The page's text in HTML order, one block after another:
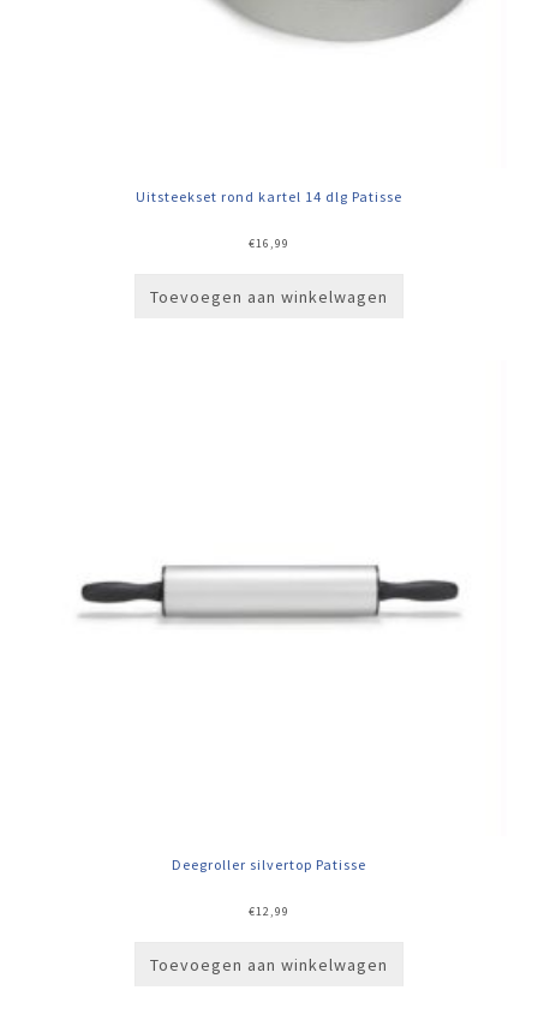
Uitsteekset rond kartel 14 dlg Patisse
€16,99
Toevoegen aan winkelwagen
Deegroller silvertop Patisse
€12,99
Toevoegen aan winkelwagen